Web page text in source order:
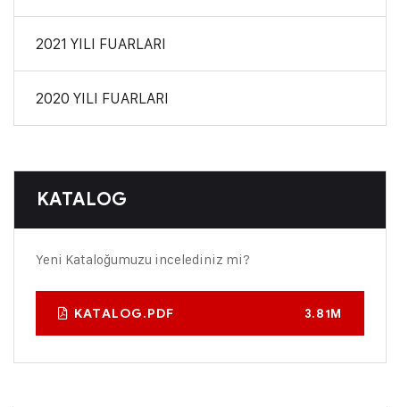
2021 YILI FUARLARI
2020 YILI FUARLARI
KATALOG
Yeni Kataloğumuzu incelediniz mi?
KATALOG.PDF 3.81M